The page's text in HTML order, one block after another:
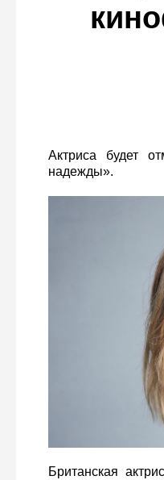
Актриса будет
надежды».
Британская